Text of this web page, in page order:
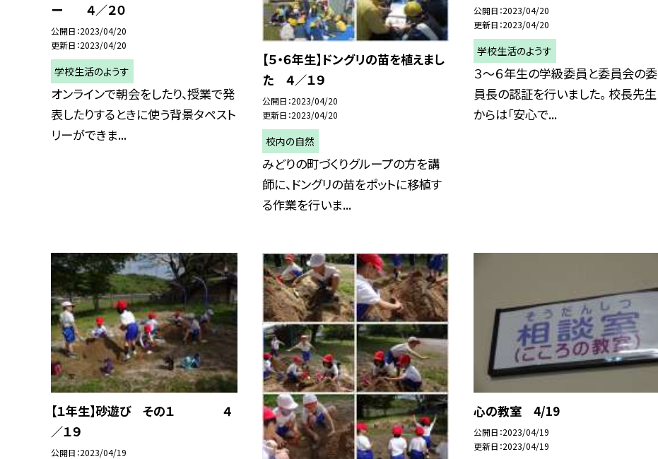
ー ４／２０
公開日 2023/04/20
更新日 2023/04/20
学校生活のようす
オンラインで朝会をしたり、授業で発
表したりするときに使う背景タペスト
リーができま...
【５・６年生】ドングリの苗を植えまし
た ４／１９
公開日 2023/04/20
更新日 2023/04/20
校内の自然
みどりの町づくりグループの方を講
師に、ドングリの苗をポットに移植す
る作業を行いま...
公開日 2023/04/20
更新日 2023/04/20
学校生活のようす
３〜６年生の学級委員と委員会の委
員長の認証を行いました。 校長先生
からは「安心で...
【１年生】砂遊び その１ ４
／１９
公開日 2023/04/19
心の教室 4/19
公開日 2023/04/19
更新日 2023/04/19